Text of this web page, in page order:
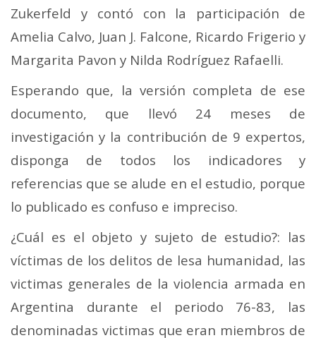
Zukerfeld y contó con la participación de
Amelia Calvo, Juan J. Falcone, Ricardo Frigerio y
Margarita Pavon y Nilda Rodríguez Rafaelli.
Esperando que, la versión completa de ese
documento, que llevó 24 meses de
investigación y la contribución de 9 expertos,
disponga de todos los indicadores y
referencias que se alude en el estudio, porque
lo publicado es confuso e impreciso.
¿Cuál es el objeto y sujeto de estudio?: las
víctimas de los delitos de lesa humanidad, las
victimas generales de la violencia armada en
Argentina durante el periodo 76-83, las
denominadas victimas que eran miembros de